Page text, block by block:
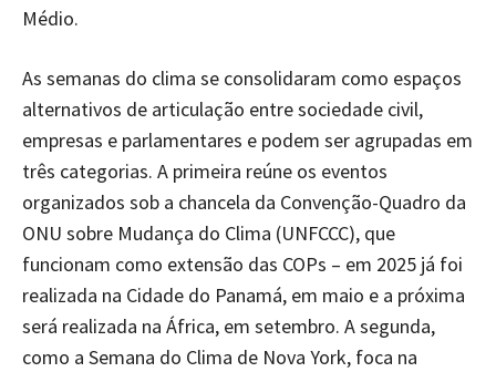
Médio.
As semanas do clima se consolidaram como espaços
alternativos de articulação entre sociedade civil,
empresas e parlamentares e podem ser agrupadas em
três categorias. A primeira reúne os eventos
organizados sob a chancela da Convenção-Quadro da
ONU sobre Mudança do Clima (UNFCCC), que
funcionam como extensão das COPs – em 2025 já foi
realizada na Cidade do Panamá, em maio e a próxima
será realizada na África, em setembro. A segunda,
como a Semana do Clima de Nova York, foca na